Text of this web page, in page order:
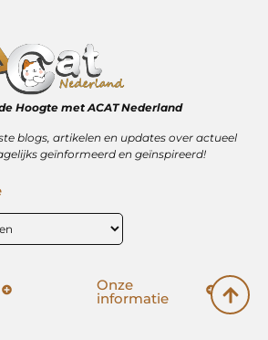
Hoogte met ACAT Nederland
blogs, artikelen en updates over actueel
geïnformeerd en geïnspireerd!
Onze
informatie